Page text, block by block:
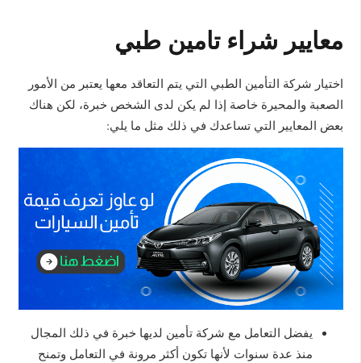
معايير شراء تامين طبي
اختيار شركة التأمين الطبي التي يتم التعاقد معها يعتبر من الأمور
الصعبة والمحيرة خاصة إذا لم يكن لدى الشخص خبرة، لكن هناك
بعض المعايير التي تساعدك في ذلك مثل ما يلي:
يفضل التعامل مع شركة تأمين لديها خبرة في ذلك المجال
منذ عدة سنوات لأنها تكون أكثر مرونة في التعامل وتمنح